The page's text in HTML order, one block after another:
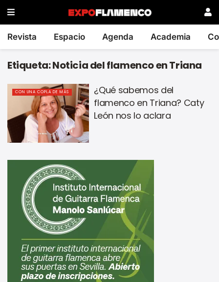
Revista Espacio Agenda Academia
Etiqueta:Noticia del flamenco en Triana
CON UNA COPLA DE MÁS
¿Qué sabemos del
flamenco en Triana? Caty
León nos lo aclara